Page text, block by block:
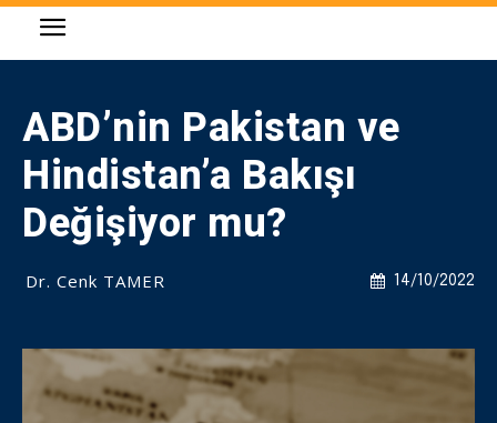
ABD’nin Pakistan ve
Hindistan’a Bakışı
Değişiyor mu?
14/10/2022
Dr. Cenk TAMER